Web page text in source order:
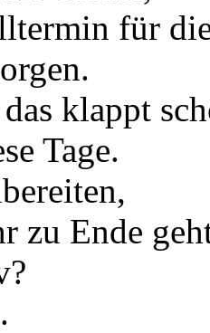
für
klappt
Tage.
zu Ende